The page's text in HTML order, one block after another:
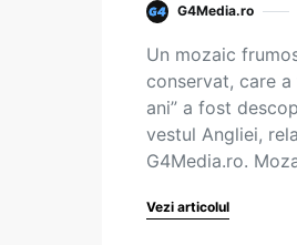
G4Media.ro
Un mozaic
conservat, care
ani” a fost
vestul Angliei,
G4Media.ro.
Vezi articolul